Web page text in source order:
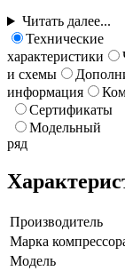
Читать далее...
Технические
характеристики
и схемы
информация
Сертификаты
Модельный
ряд
Производитель
Марка
Модель